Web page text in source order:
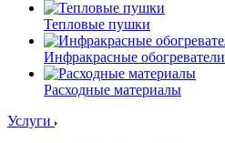
Тепловые пушки
Инфракрасные обогреватели
Расходные материалы
Услуги